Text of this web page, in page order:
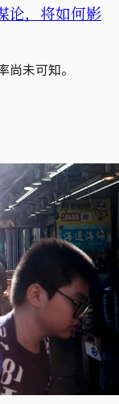
论，将如何影
未可知。